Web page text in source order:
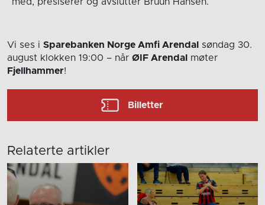
Vi ses i Sparebanken Norge Amfi Arendal
søndag 30.
august klokken 19:00 – når ØIF Arendal
møter
Fjellhammer!
Billetter
Relaterte artikler